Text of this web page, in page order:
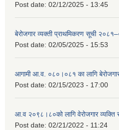
Post date: 02/12/2025 - 13:45
बेरोजगार व्यक्ती प्राथमिकरण सूची
Post date: 02/05/2025 - 15:53
आगामी आ.व. ०८०।०८१ का लागि
Post date: 02/15/2023 - 17:00
आ.व २०९८।८०को लागि वेरोजगार व्यक्ति
Post date: 02/21/2022 - 11:24